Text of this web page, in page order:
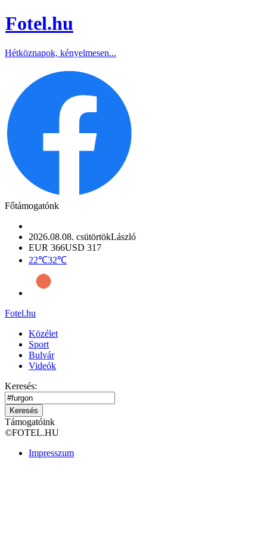
Fotel.hu
Hétköznapok, kényelmesen...
Főtámogatónk
2026.08.08. csütörtökLászló
EUR 366USD 317
22℃32℃
Fotel.hu
Közélet
Sport
Bulvár
Videók
Keresés:
Keresés
Támogatóink
©FOTEL.HU
Impresszum